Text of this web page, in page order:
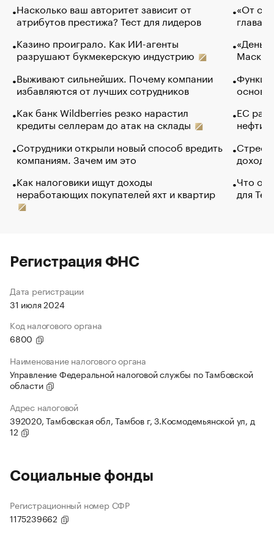
Насколько ваш авторитет зависит от
атрибутов престижа? Тест для лидеров
Казино проиграло. Как ИИ-агенты
разрушают букмекерскую индустрию
Выживают сильнейших. Почему компании
избавляются от лучших сотрудников
Как банк Wildberries резко нарастил
кредиты селлерам до атак на склады
Сотрудники открыли новый способ вредить
компаниям. Зачем им это
Как налоговики ищут доходы
неработающих покупателей яхт и квартир
«От
глава
Маск в
основ
ЕС
нефти
Что
для
Регистрация ФНС
Дата регистрации
31 июля 2024
Код налогового органа
6800
Наименование налогового органа
Управление Федеральной налоговой службы по Тамбовской
области
Адрес налоговой
392020, Тамбовская обл, Тамбов г, З.Космодемьянской ул, д
12
Социальные фонды
Регистрационный номер СФР
1175239662